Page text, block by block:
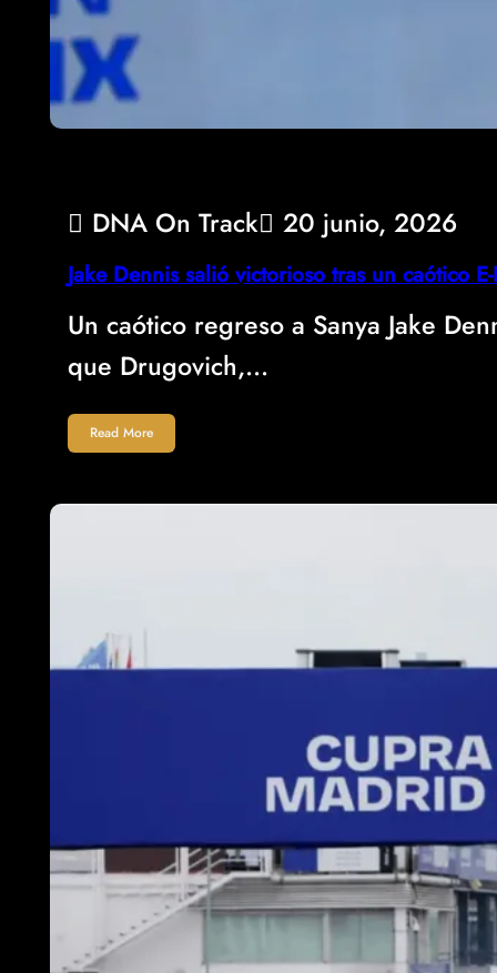
DNA On Track 20 junio, 2026
Jake Dennis salió victorioso tras un caótico
Un caótico regreso a Sanya Jake
que Drugovich,…
Read More